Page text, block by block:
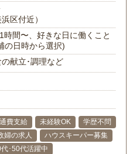
区付近）
時間〜、好きな日に働くこと
の日時から選択)
献立･調理など
費支給 未経験OK
学歴不問
婦の求人
ハウスキーパー募集
･50代活躍中